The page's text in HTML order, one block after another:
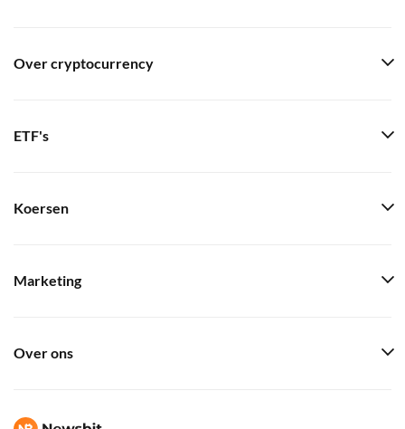
Over cryptocurrency
ETF's
Koersen
Marketing
Over ons